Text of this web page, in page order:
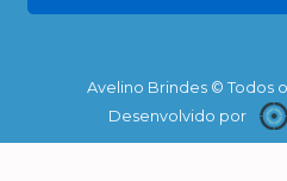
Avelino Brindes © Todos
Desenvolvido por